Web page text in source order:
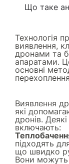
Що таке
Технологія
виявлення,
дронами та
апаратами.
основні
Виявлення
які
дронів.
включають:
підходять
що швидко
Вони можуть